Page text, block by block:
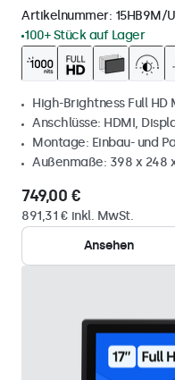
Artikelnummer: 15HB9M/
100+ Stück auf Lager
High-Brightness Full HD
Anschlüsse: HDMI,
Montage: Einbau- und
Außenmaße: 398 x 248
749,00 €
891,31 € inkl. MwSt.
Ansehen